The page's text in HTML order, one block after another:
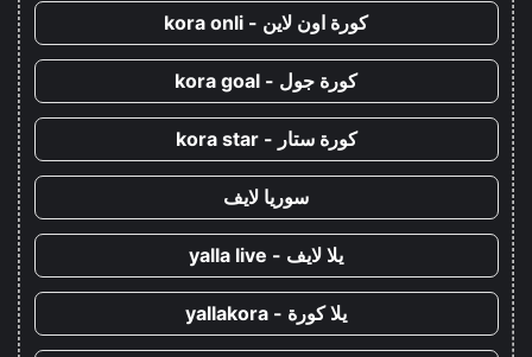
كورة اون لاين - kora onli
كورة جول - kora goal
كورة ستار - kora star
سوريا لايف
يلا لايف - yalla live
يلا كورة - yallakora